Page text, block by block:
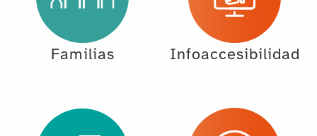
Familias Infoaccesibilidad